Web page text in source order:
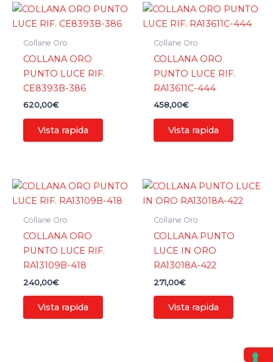
Collane Oro
COLLANA ORO
PUNTO LUCE RIF.
CE8393B-386
620,00€
Vista rapida
Collane Oro
COLLANA ORO
PUNTO LUCE RIF.
RA13611C-444
458,00€
Vista rapida
Collane Oro
COLLANA ORO
PUNTO LUCE RIF.
RA13109B-418
240,00€
Vista rapida
Collane Oro
COLLANA PUNTO
LUCE IN ORO
RA13018A-422
271,00€
Vista rapida